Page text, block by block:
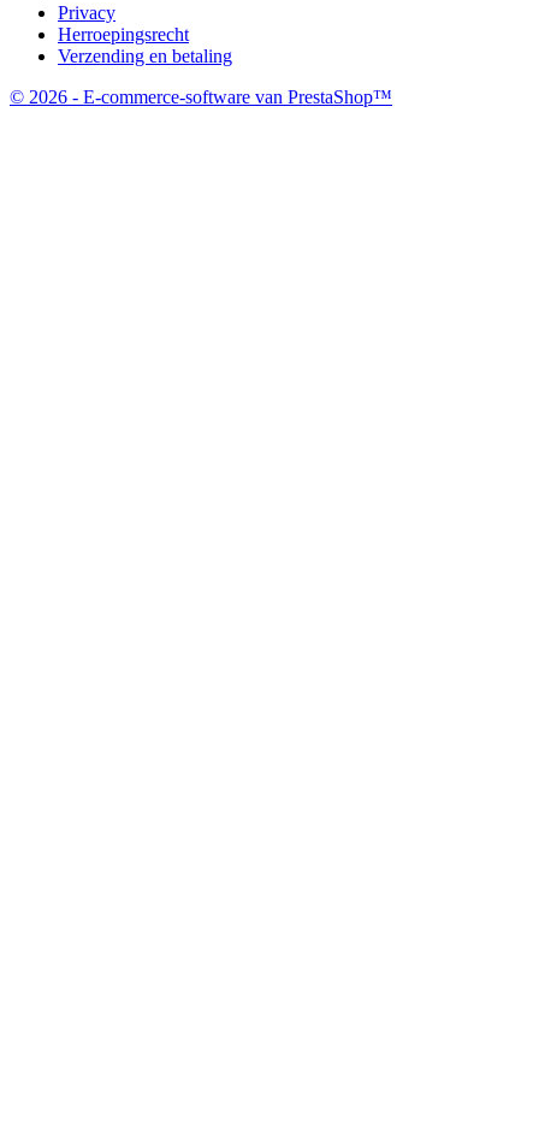
Privacy
Herroepingsrecht
Verzending en betaling
© 2026 - E-commerce-software van PrestaShop™